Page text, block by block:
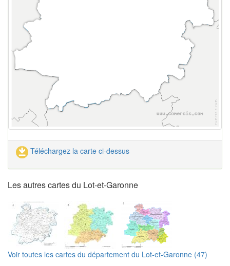
Téléchargez la carte ci-dessus
Les autres cartes du Lot-et-Garonne
Voir toutes les cartes du département du Lot-et-Garonne (47)